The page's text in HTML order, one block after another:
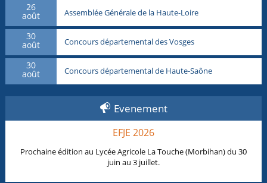
26
août Assemblée Générale de la Haute-Loire
30
août Concours départemental des Vosges
30
août Concours départemental de Haute-Saône
Evenement
EFJE 2026
Prochaine édition au Lycée Agricole La Touche (Morbihan) du 30
juin au 3 juillet.